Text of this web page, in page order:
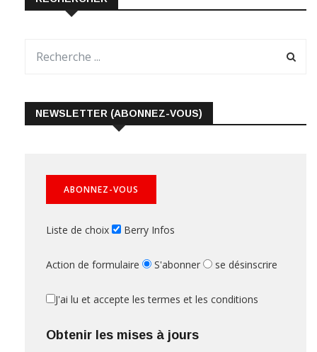
NEWSLETTER (ABONNEZ-VOUS)
Liste de choix Berry Infos
Action de formulaire S'abonner se désinscrire
J'ai lu et accepte les termes et les conditions
Obtenir les mises à jours